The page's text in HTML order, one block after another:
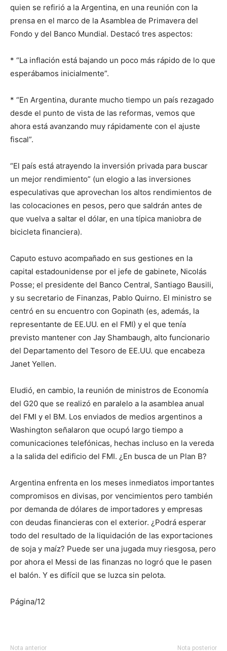
quien se refirió a la Argentina, en una reunión con la
prensa en el marco de la Asamblea de Primavera del
Fondo y del Banco Mundial. Destacó tres aspectos:
* “La inflación está bajando un poco más rápido de lo que
esperábamos inicialmente”.
* “En Argentina, durante mucho tiempo un país rezagado
desde el punto de vista de las reformas, vemos que
ahora está avanzando muy rápidamente con el ajuste
fiscal”.
“El país está atrayendo la inversión privada para buscar
un mejor rendimiento” (un elogio a las inversiones
especulativas que aprovechan los altos rendimientos de
las colocaciones en pesos, pero que saldrán antes de
que vuelva a saltar el dólar, en una típica maniobra de
bicicleta financiera).
Caputo estuvo acompañado en sus gestiones en la
capital estadounidense por el jefe de gabinete, Nicolás
Posse; el presidente del Banco Central, Santiago Bausili,
y su secretario de Finanzas, Pablo Quirno. El ministro se
centró en su encuentro con Gopinath (es, además, la
representante de EE.UU. en el FMI) y el que tenía
previsto mantener con Jay Shambaugh, alto funcionario
del Departamento del Tesoro de EE.UU. que encabeza
Janet Yellen.
Eludió, en cambio, la reunión de ministros de Economía
del G20 que se realizó en paralelo a la asamblea anual
del FMI y el BM. Los enviados de medios argentinos a
Washington señalaron que ocupó largo tiempo a
comunicaciones telefónicas, hechas incluso en la vereda
a la salida del edificio del FMI. ¿En busca de un Plan B?
Argentina enfrenta en los meses inmediatos importantes
compromisos en divisas, por vencimientos pero también
por demanda de dólares de importadores y empresas
con deudas financieras con el exterior. ¿Podrá esperar
todo del resultado de la liquidación de las exportaciones
de soja y maíz? Puede ser una jugada muy riesgosa, pero
por ahora el Messi de las finanzas no logró que le pasen
el balón. Y es difícil que se luzca sin pelota.
Página/12
Nota anterior Nota posterior